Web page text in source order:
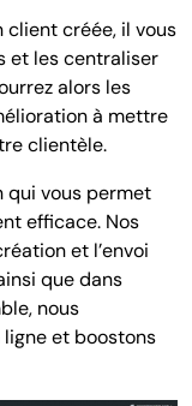
créée, il vous
et les centraliser
alors les
à mettre
clientèle.
vous permet
efficace. Nos
et l’envoi
que dans
nous
et boostons